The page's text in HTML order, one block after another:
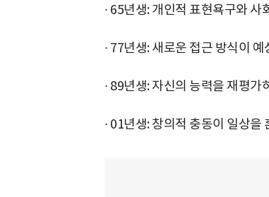
∙ 65년생: 개인적 표현욕구와
∙ 77년생: 새로운 접근 방식이
∙ 89년생: 자신의 능력을 재평
∙ 01년생: 창의적 충동이 일상